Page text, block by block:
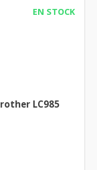
EN STOCK
LC985